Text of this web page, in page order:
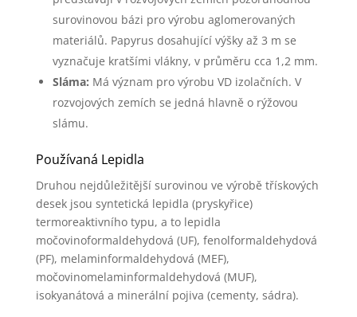
surovinovou bázi pro výrobu aglomerovaných
materiálů. Papyrus dosahující výšky až 3 m se
vyznačuje kratšími vlákny, v průměru cca 1,2 mm.
Sláma: Má význam pro výrobu VD izolačních. V
rozvojových zemích se jedná hlavně o rýžovou
slámu.
Používaná Lepidla
Druhou nejdůležitější surovinou ve výrobě třískových
desek jsou syntetická lepidla (pryskyřice)
termoreaktivního typu, a to lepidla
močovinoformaldehydová (UF), fenolformaldehydová
(PF), melaminformaldehydová (MEF),
močovinomelaminformaldehydová (MUF),
isokyanátová a minerální pojiva (cementy, sádra).